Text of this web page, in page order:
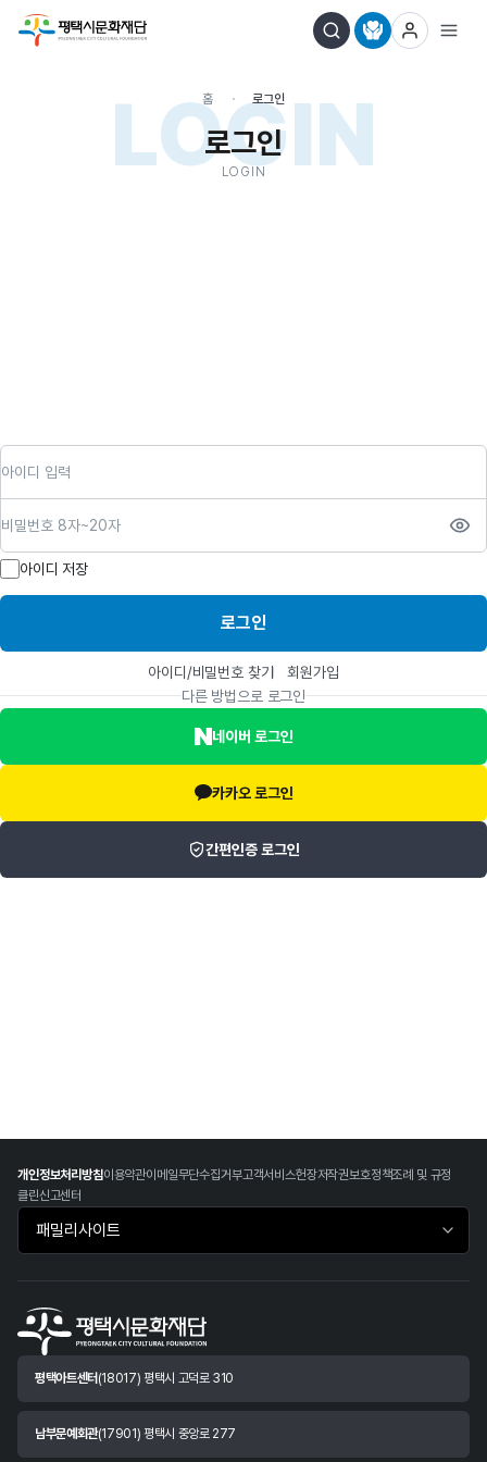
LOGIN
홈 로그인
로그인
LOGIN
아이디 저장
로그인
아이디/비밀번호 찾기
회원가입
다른 방법으로 로그인
네이버 로그인
카카오 로그인
간편인증 로그인
개인정보처리방침이용약관이메일무단수집거부고객서비스헌장저작권보호정책조례 및 규정
클린신고센터
패밀리사이트 바로가기
평택아트센터 (18017) 평택시 고덕로 310
남부문예회관(17901) 평택시 중앙로 277